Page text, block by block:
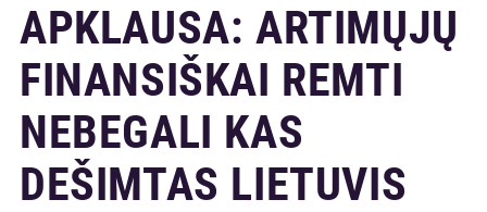
APKLAUSA: ARTIMŲJŲ
FINANSIŠKAI REMTI
NEBEGALI KAS
DEŠIMTAS LIETUVIS